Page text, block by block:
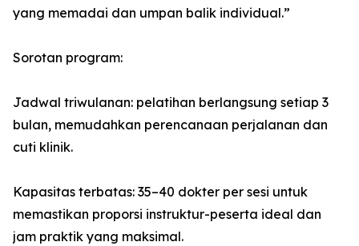
yang memadai dan umpan balik individual.”
Sorotan program:
Jadwal triwulanan: pelatihan berlangsung setiap 3
bulan, memudahkan perencanaan perjalanan dan
cuti klinik.
Kapasitas terbatas: 35–40 dokter per sesi untuk
memastikan proporsi instruktur-peserta ideal dan
jam praktik yang maksimal.